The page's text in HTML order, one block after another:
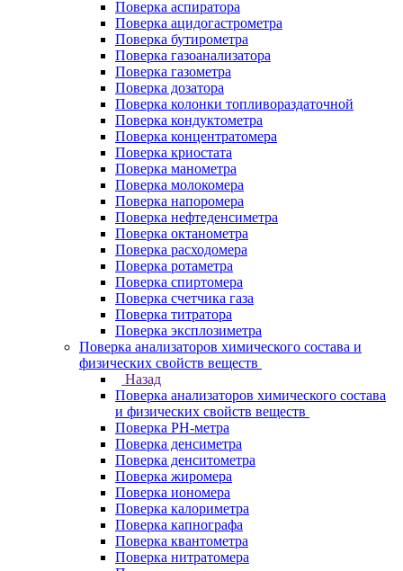
Поверка аспиратора
Поверка ацидогастрометра
Поверка бутирометра
Поверка газоанализатора
Поверка газометра
Поверка дозатора
Поверка колонки топливораздаточной
Поверка кондуктометра
Поверка концентратомера
Поверка криостата
Поверка манометра
Поверка молокомера
Поверка напоромера
Поверка нефтеденсиметра
Поверка октанометра
Поверка расходомера
Поверка ротаметра
Поверка спиртомера
Поверка счетчика газа
Поверка титратора
Поверка эксплозиметра
Поверка анализаторов химического состава и
физических свойств веществ
Назад
Поверка анализаторов химического состава
и физических свойств веществ
Поверка PH-метра
Поверка денсиметра
Поверка денситометра
Поверка жиромера
Поверка иономера
Поверка калориметра
Поверка капнографа
Поверка квантометра
Поверка нитратомера